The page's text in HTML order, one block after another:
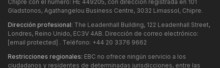
Chipre con el número: HE 449205, con dirección registrada en 101
Gladstonos, Agathangelou Business Centre, 3032 Limassol, Chipre.
Dirección profesional: The Leadenhall Building, 122 Leadenhall Street,
Londres, Reino Unido, EC3V 4AB. Dirección de correo electrónico:
[email protected] . Teléfono: +44 20 3376 9662
Restricciones regionales: EBC no ofrece ningún servicio a los
ciudadanos y residentes de determinadas jurisdicciones, entre las